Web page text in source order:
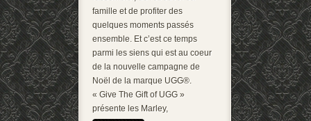
famille et de profiter des
quelques moments passés
ensemble. Et c’est ce temps
parmi les siens qui est au coeur
de la nouvelle campagne de
Noël de la marque UGG®.
« Give The Gift of UGG »
présente les Marley,